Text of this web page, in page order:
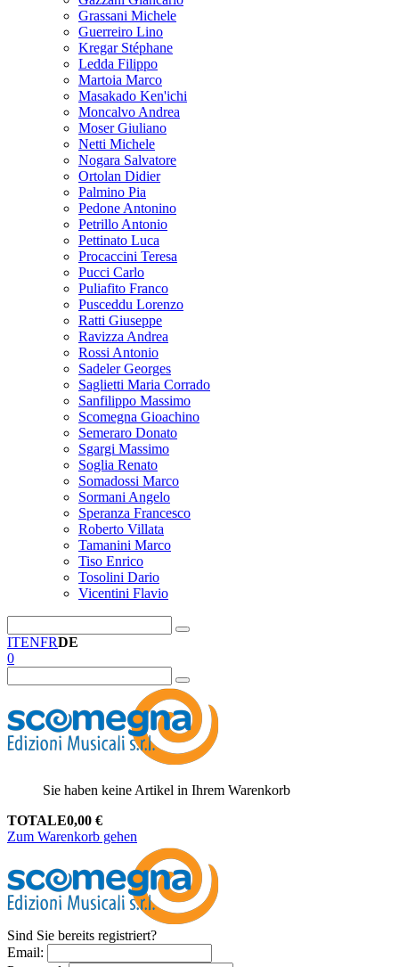
Grassani Michele
Guerreiro Lino
Kregar Stéphane
Ledda Filippo
Martoia Marco
Masakado Ken'ichi
Moncalvo Andrea
Moser Giuliano
Netti Michele
Nogara Salvatore
Ortolan Didier
Palmino Pia
Pedone Antonino
Petrillo Antonio
Pettinato Luca
Procaccini Teresa
Pucci Carlo
Puliafito Franco
Pusceddu Lorenzo
Ratti Giuseppe
Ravizza Andrea
Rossi Antonio
Sadeler Georges
Saglietti Maria Corrado
Sanfilippo Massimo
Scomegna Gioachino
Semeraro Donato
Sgargi Massimo
Soglia Renato
Somadossi Marco
Sormani Angelo
Speranza Francesco
Roberto Villata
Tamanini Marco
Tiso Enrico
Tosolini Dario
Vicentini Flavio
ITENFRDE
0
Sie haben keine Artikel in Ihrem Warenkorb
TOTALE0,00 €
Zum Warenkorb gehen
Sind Sie bereits registriert?
Email: